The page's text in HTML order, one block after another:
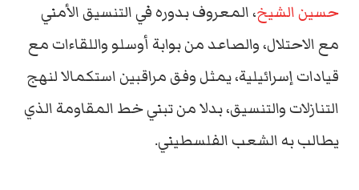
حسين الشيخ، المعروف بدوره في التنسيق الأمني
مع الاحتلال، والصاعد من بوابة أوسلو واللقاءات مع
قيادات إسرائيلية، يمثل وفق مراقبين استكمالا لنهج
التنازلات والتنسيق، بدلا من تبني خط المقاومة الذي
يطالب به الشعب الفلسطيني.